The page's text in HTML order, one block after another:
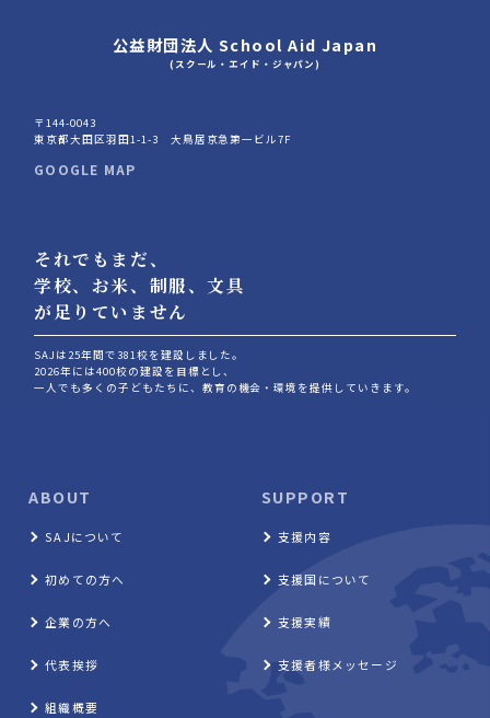
公益財団法人 School Aid Japan
(スクール・エイド・ジャパン)
〒144-0043
東京都大田区羽田1-1-3 大鳥居京急第一ビル7F
GOOGLE MAP
それでもまだ、
学校、お⽶、制服、⽂具
が⾜りていません
SAJは25年間で381校を建設しました。
2026年には400校の建設を目標とし、
⼀人でも多くの⼦どもたちに、教育の機会‧環境を提供していきます。
ABOUT
SAJについて
初めての方へ
企業の方へ
代表挨拶
組織概要
SUPPORT
支援内容
支援国について
支援実績
支援者様メッセージ